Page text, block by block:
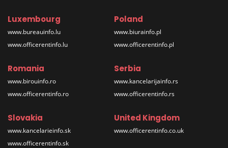
Luxembourg
www.bureauinfo.lu
www.officerentinfo.lu
Poland
www.biurainfo.pl
www.officerentinfo.pl
Romania
www.birouinfo.ro
www.officerentinfo.ro
Serbia
www.kancelarijainfo.rs
www.officerentinfo.rs
Slovakia
www.kancelarieinfo.sk
www.officerentinfo.sk
United Kingdom
www.officerentinfo.co.uk